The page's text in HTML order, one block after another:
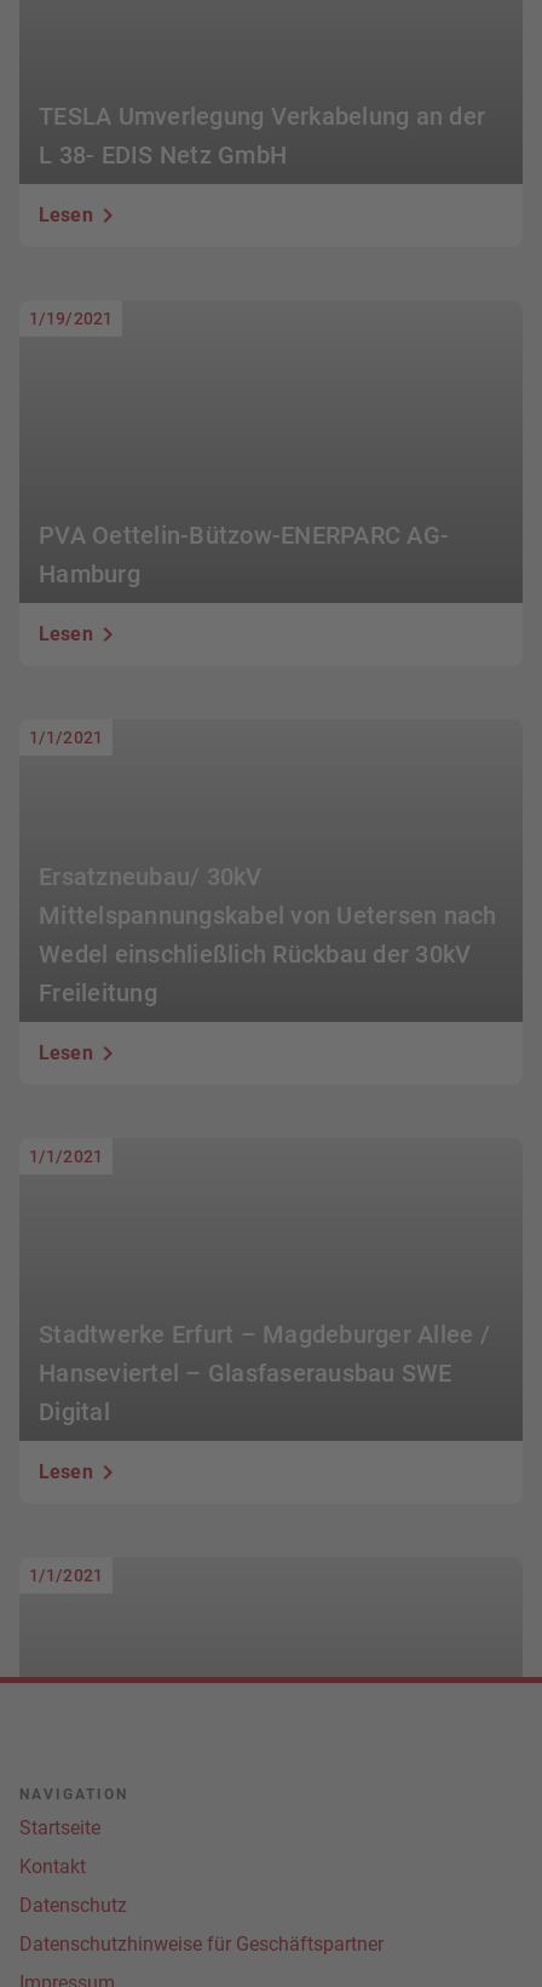
TESLA Umverlegung Verkabelung an der
L 38- EDIS Netz GmbH
Lesen
PVA Oettelin-Bützow-ENERPARC AG-
Hamburg
1/19/2021
Lesen
Ersatzneubau/ 30kV
Mittelspannungskabel von Uetersen nach
Wedel einschließlich Rückbau der 30kV
Freileitung
1/1/2021
Lesen
Stadtwerke Erfurt – Magdeburger Allee /
Hanseviertel – Glasfaserausbau SWE
Digital
1/1/2021
Lesen
Wir planen MOBIpunkte
1/1/2021
NAVIGATION
Startseite
Kontakt
Datenschutz
Datenschutzhinweise für Geschäftspartner